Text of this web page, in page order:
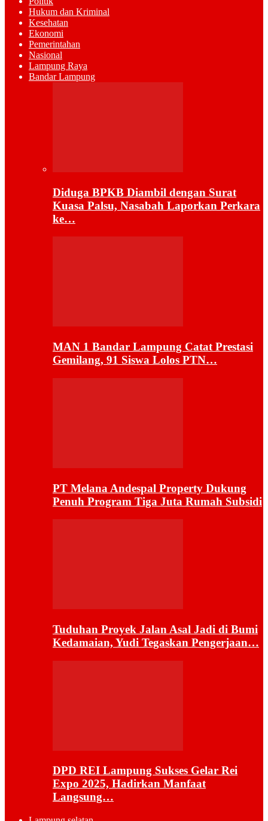
Hukum dan Kriminal
Kesehatan
Ekonomi
Pemerintahan
Nasional
Lampung Raya
Bandar Lampung
Diduga BPKB Diambil dengan Surat
Kuasa Palsu, Nasabah Laporkan Perkara
ke…
MAN 1 Bandar Lampung Catat Prestasi
Gemilang, 91 Siswa Lolos PTN…
PT Melana Andespal Property Dukung
Penuh Program Tiga Juta Rumah Subsidi
Tuduhan Proyek Jalan Asal Jadi di Bumi
Kedamaian, Yudi Tegaskan Pengerjaan…
DPD REI Lampung Sukses Gelar Rei
Expo 2025, Hadirkan Manfaat
Langsung…